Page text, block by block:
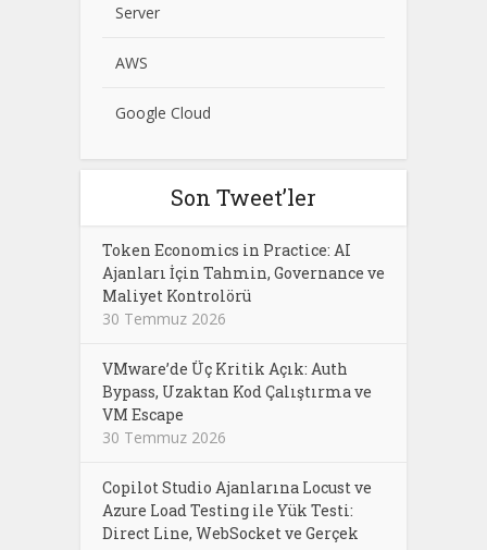
Server
AWS
Google Cloud
Son Tweet’ler
Token Economics in Practice: AI
Ajanları İçin Tahmin, Governance ve
Maliyet Kontrolörü
30 Temmuz 2026
VMware’de Üç Kritik Açık: Auth
Bypass, Uzaktan Kod Çalıştırma ve
VM Escape
30 Temmuz 2026
Copilot Studio Ajanlarına Locust ve
Azure Load Testing ile Yük Testi:
Direct Line, WebSocket ve Gerçek